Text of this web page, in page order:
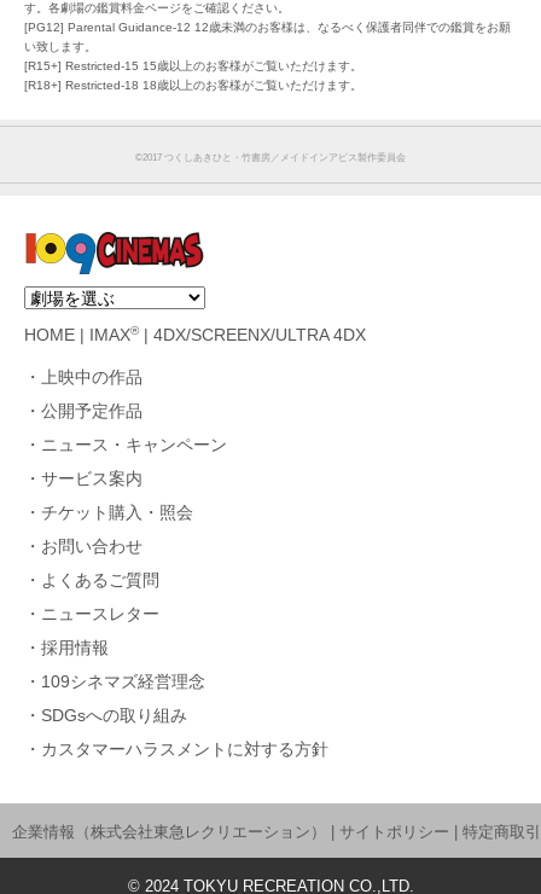
す。各劇場の鑑賞料金ページをご確認ください。
[PG12] Parental Guidance-12 12歳未満のお客様は、なるべく保護者同伴での鑑賞をお願
い致します。
[R15+] Restricted-15 15歳以上のお客様がご覧いただけます。
[R18+] Restricted-18 18歳以上のお客様がご覧いただけます。
©︎2017 つくしあきひと・竹書房／メイドインアビス製作委員会
HOME IMAX®| 4DX/SCREENX/ULTRA 4DX
上映中の作品
公開予定作品
ニュース・キャンペーン
サービス案内
チケット購入・照会
お問い合わせ
よくあるご質問
ニュースレター
採用情報
109シネマズ経営理念
SDGsへの取り組み
カスタマーハラスメントに対する方針
企業情報（株式会社東急レクリエーション） サイトポリシー 特定商取
© 2024TOKYU RECREATION CO.,LTD.